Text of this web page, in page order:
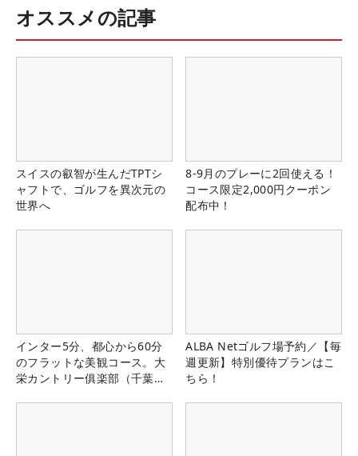
オススメの記事
スイスの叡智が生んだTPTシ
ャフトで、ゴルフを異次元の
世界へ
8-9月のプレーに2回使える！
コース限定2,000円クーポン
配布中！
インター5分、都心から60分
のフラットな美観コース。大
栄カントリー俱楽部（千葉
ALBA Netゴルフ場予約／【毎
週更新】特別優待プランはこ
ちら！